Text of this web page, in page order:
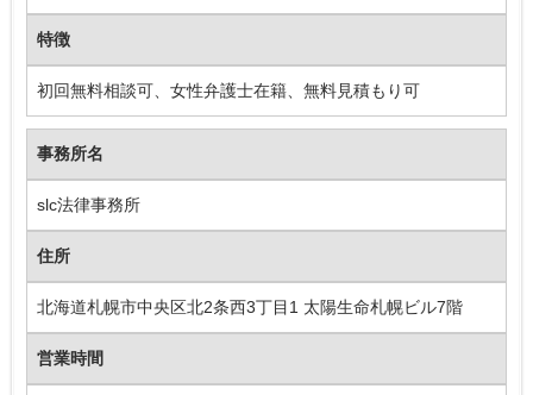
特徴
初回無料相談可、女性弁護士在籍、無料見積もり可
事務所名
slc法律事務所
住所
北海道札幌市中央区北2条西3丁目1 太陽生命札幌ビル7階
営業時間